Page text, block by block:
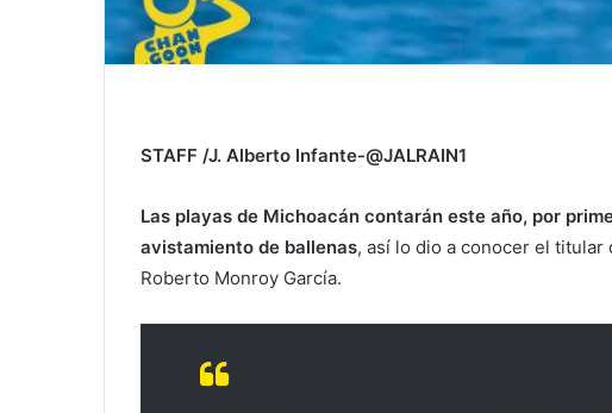
STAFF /J. Alberto Infante-@JALRAIN1
Las playas de Michoacán contarán este año, por
avistamiento de ballenas, así lo dio a conocer el titular
Roberto Monroy García.